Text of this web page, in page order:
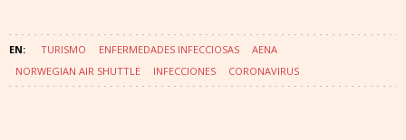
TURISMO ENFERMEDADES INFECCIOSAS
AENA
NORWEGIAN AIR SHUTTLE
INFECCIONES CORONAVIRUS